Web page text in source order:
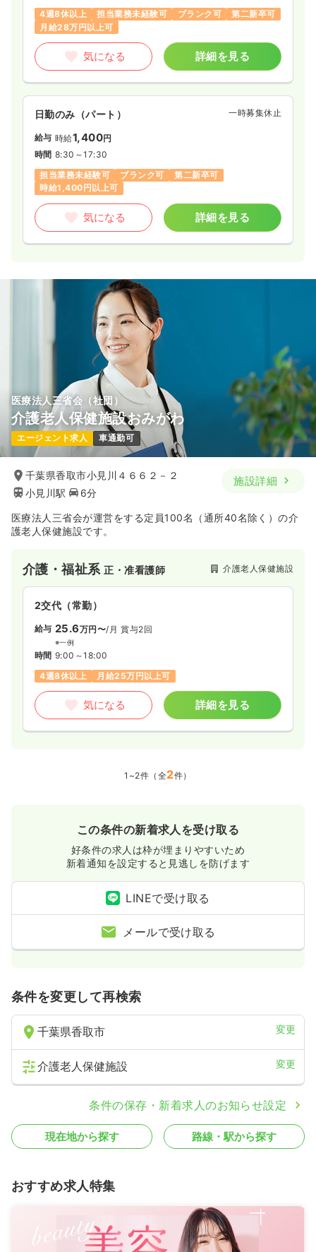
4週8休以上
担当業務未経験可 ブランク可
第二新卒可
月給28万円以上可
気になる 詳細を見る
日勤のみ（パート） 一時募集休止
給与 時給1,400円
時間 8:30～17:30
担当業務未経験可
ブランク可
第二新卒可
時給1,400円以上可
気になる 詳細を見る
医療法人三省会（社団）
介護老人保健施設おみがわ
エージェント求人 車通勤可
千葉県香取市小見川４６６２－２
小見川駅
6分
施設詳細
医療法人三省会が運営をする定員100名（通所40名除く）の介
護老人保健施設です。
介護・福祉系正・准看護師 介護老人保健施設
2交代（常勤）
給与 25.6万円〜/月 賞与2回
※一例
時間 9:00～18:00
4週8休以上
月給25万円以上可
気になる 詳細を見る
1~2件（全2件）
この条件の新着求人を受け取る
好条件の求人は枠が埋まりやすいため
新着通知を設定すると見逃しを防げます
LINEで受け取る
メールで受け取る
条件を変更して再検索
千葉県香取市 変更
介護老人保健施設 変更
条件の保存・新着求人のお知らせ設定
現在地から探す 路線・駅から探す
おすすめ求人特集